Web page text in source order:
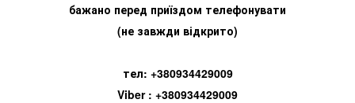
бажано перед приїздом телефонувати
(не завжди відкрито)
тел: +380934429009
Viber : +380934429009